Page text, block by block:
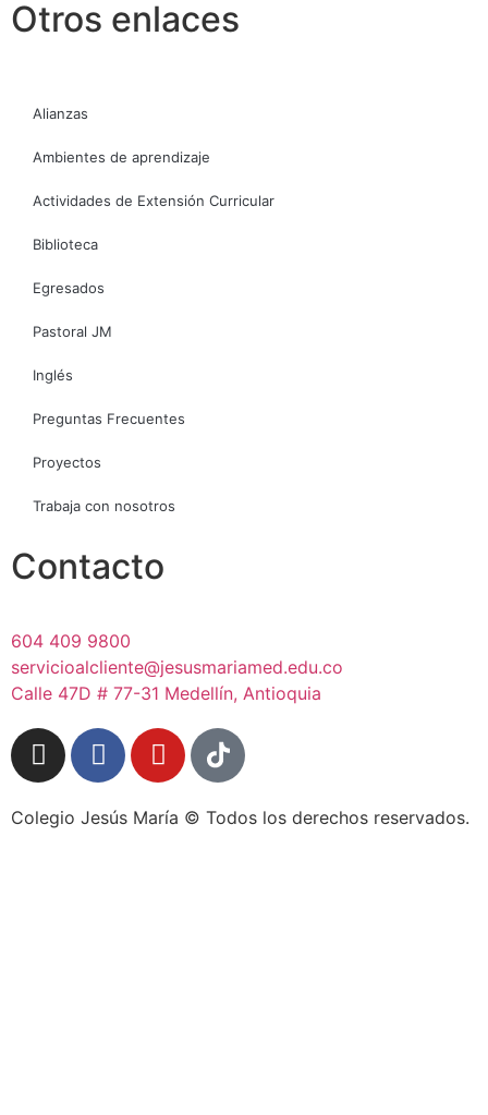
Otros enlaces
Alianzas
Ambientes de aprendizaje
Actividades de Extensión Curricular
Biblioteca
Egresados
Pastoral JM
Inglés
Preguntas Frecuentes
Proyectos
Trabaja con nosotros
Contacto
604 409 9800
servicioalcliente@jesusmariamed.edu.co
Calle 47D # 77-31 Medellín, Antioquia
Colegio Jesús María © Todos los derechos reservados.